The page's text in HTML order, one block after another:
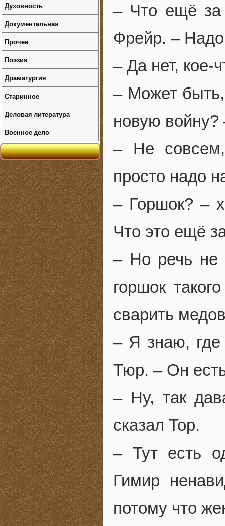
– Что ещё за
Фрейр. – Надо
– Да нет, кое-
– Может
новую войну?
– Не
просто надо
– Горшок? –
Что это ещё
– Но речь не
горшок
сварить
– Я знаю, где
Тюр. – Он
– Ну, так
сказал Тор.
– Тут есть
Гимир
потому что
Духовность
Документальная
Прочее
Поэзия
Драматургия
Старинное
Деловая литература
Военное дело